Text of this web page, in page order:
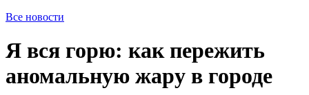
Все новости
Я вся горю: как пережить
аномальную жару в городе